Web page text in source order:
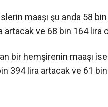
maaşı şu anda 58
artacak ve 68 bin 164 lira
bir hemşirenin maaşı
394 lira artacak ve 61